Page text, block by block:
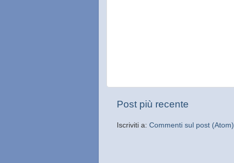
Post più recente
Iscriviti a: Commenti sul post (Atom)